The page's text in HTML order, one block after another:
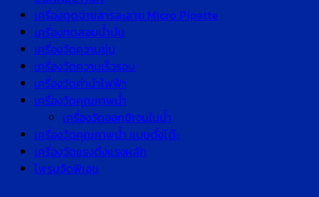
เครื่องดูดจ่ายสารละลาย Micro Pipette
เครื่องทดสอบน้ำมัน
เครื่องวัดความขุ่น
เครื่องวัดความเร็วรอบ
เครื่องวัดค่านำไฟฟ้า
เครื่องวัดคุณภาพน้ำ
เครื่องวัดออกซิเจนในน้ำ
เครื่องวัดคุณภาพน้ำ แบบตั้งโต๊ะ
เครื่องวัดแรงดึงแรงผลัก
โพรบวัดพีเอช